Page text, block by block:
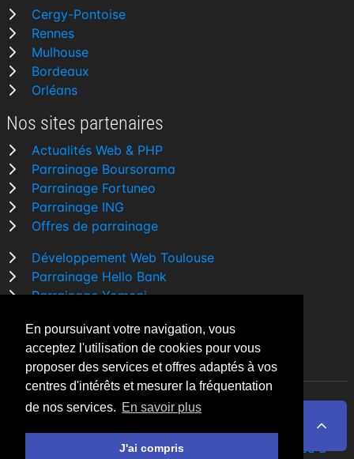
En poursuivant votre navigation, vous
acceptez l'utilisation de cookies pour vous
proposer des services et offres adaptés à vos
centres d'intérêts et mesurer la fréquentation
de nos services. En savoir plus
J'ai compris
Cergy-Pontoise
Rennes
Mulhouse
Bordeaux
Orléans
Nos sites partenaires
Actualités Web & PHP
Parrainage Boursorama
Parrainage Fortuneo
Parrainage ING
Offres de parrainage
Développement Web Toulouse
Parrainage Hello Bank
Parrainage Yomoni
Comparatif banque
By Night v5.7.3| © 2026 - Tous droits réservés
par undéveloppeur Web Freelance à